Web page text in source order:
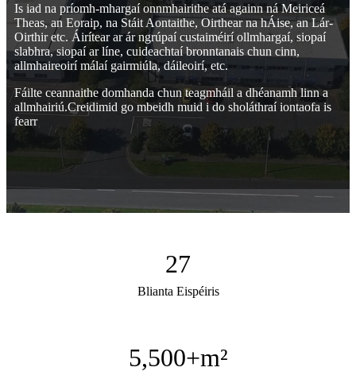
Is iad na príomh-mhargaí onnmhairithe atá againn ná Meiriceá
Theas, an Eoraip, na Stáit Aontaithe, Oirthear na hÁise, an Lár-
Oirthir etc. Áirítear ar ár ngrúpaí custaiméirí ollmhargaí, siopaí
slabhra, siopaí ar líne, cuideachtaí bronntanais chun cinn,
allmhaireoirí málaí gairmiúla, dáileoirí, etc.
Fáilte ceannaithe domhanda chun teagmháil a dhéanamh linn a
allmhairiú.Creidimid go mbeidh muid i do sholáthraí iontaofa is
fearr
27
Blianta Eispéiris
5,500+m²